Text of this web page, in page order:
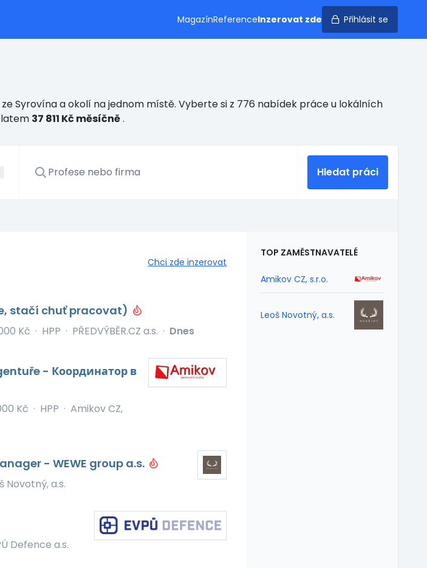
MagazínReferenceInzerovat zde Přihlásit se
Syrovína a okolí na jednom místě. Vyberte si z 776 nabídek práce u lokálních
37 811 Kč měsíčně.
Hledat práci
Chci zde inzerovat
stačí chuť pracovat)
Kč · HPP · PŘEDVÝBĚR.CZ a.s. · Dnes
- Координатор в
Kč · HPP · Amikov CZ,
- WEWE group a.s.
Novotný, a.s.
Defence a.s.
TOP ZAMĚSTNAVATELÉ
Amikov CZ, s.r.o.
Leoš Novotný, a.s.